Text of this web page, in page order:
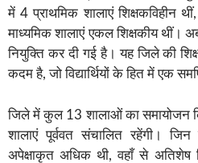
में 4 प्राथमिक शालाएं शिक्षकविहीन
माध्यमिक शालाएं एकल शिक्षकीय थीं।
नियुक्ति कर दी गई है। यह जिले की
कदम है, जो विद्यार्थियों के हित में एक
जिले में कुल 13 शालाओं का समायोजन
शालाएं पूर्ववत संचालित रहेंगी। जिन
अपेक्षाकृत अधिक थी, वहाँ से अतिशेष